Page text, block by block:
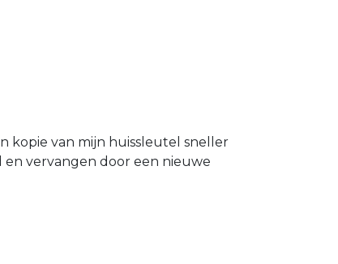
kopie van mijn huissleutel sneller
vervangen door een nieuwe